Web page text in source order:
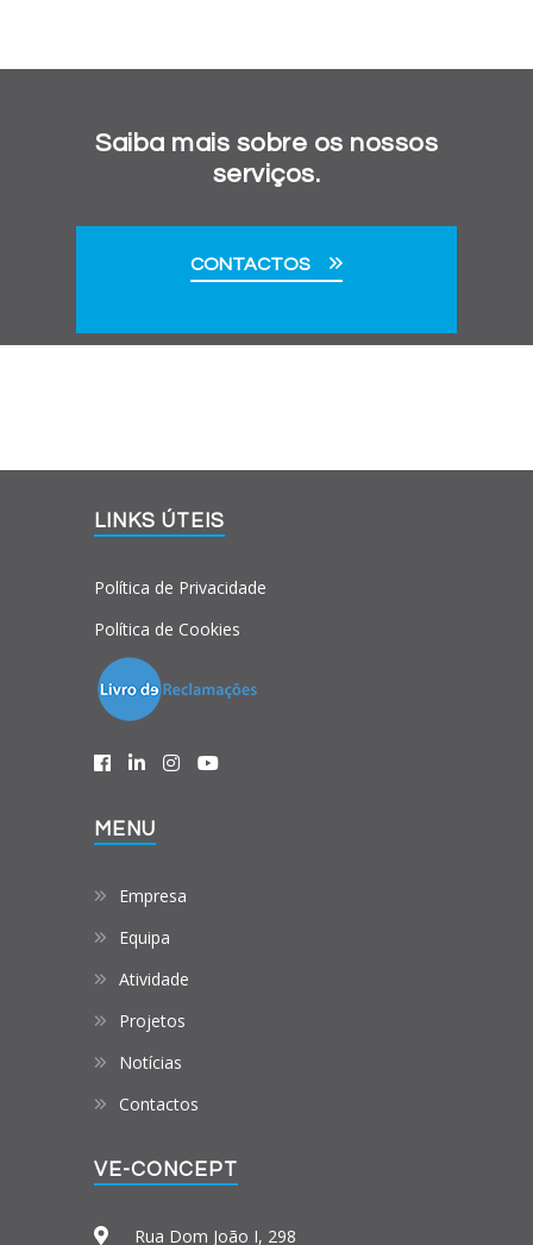
Saiba mais sobre os nossos
serviços.
CONTACTOS
LINKS ÚTEIS
Política de Privacidade
Política de Cookies
MENU
Empresa
Equipa
Atividade
Projetos
Notícias
Contactos
VE-CONCEPT
Rua Dom João I, 298